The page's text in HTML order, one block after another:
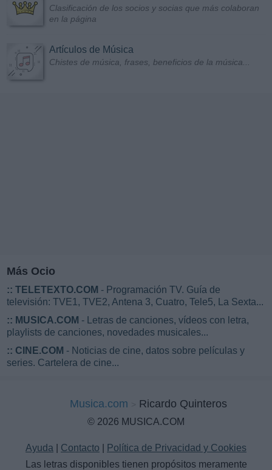
Clasificación de los socios y socias que más colaboran
en la página
Artículos de Música
Chistes de música, frases, beneficios de la música...
Más Ocio
:: TELETEXTO.COM - Programación TV. Guía de
televisión: TVE1, TVE2, Antena 3, Cuatro, Tele5, La Sexta...
:: MUSICA.COM - Letras de canciones, vídeos con letra,
playlists de canciones, novedades musicales...
:: CINE.COM - Noticias de cine, datos sobre películas y
series. Cartelera de cine...
Musica.com Ricardo Quinteros
© 2026 MUSICA.COM
Ayuda Contacto
Política de Privacidad y Cookies
Las letras disponibles tienen propósitos meramente